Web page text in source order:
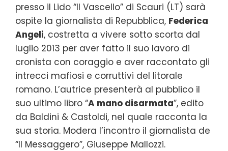
presso il Lido “Il Vascello” di Scauri (LT) sarà
ospite la giornalista di Repubblica, Federica
Angeli, costretta a vivere sotto scorta dal
luglio 2013 per aver fatto il suo lavoro di
cronista con coraggio e aver raccontato gli
intrecci mafiosi e corruttivi del litorale
romano. L’autrice presenterà al pubblico il
suo ultimo libro “A mano disarmata”, edito
da Baldini & Castoldi, nel quale racconta la
sua storia. Modera l’incontro il giornalista de
“Il Messaggero”, Giuseppe Mallozzi.